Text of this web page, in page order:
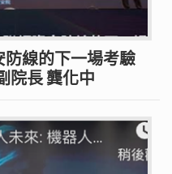
線的下一場考驗
院長 龔化中